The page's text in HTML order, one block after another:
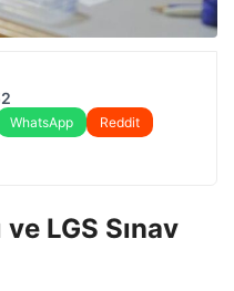
WhatsApp
Reddit
LGS Sınav